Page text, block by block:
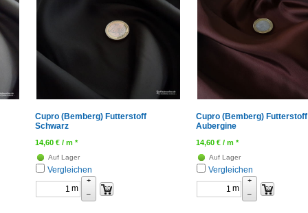
Cupro (Bemberg) Futterstoff
Schwarz
14,60 € / m *
Auf Lager
Vergleichen
m
+
–
Cupro (Bemberg) Futterstoff
Aubergine
14,60 € / m *
Auf Lager
Vergleichen
m
+
–